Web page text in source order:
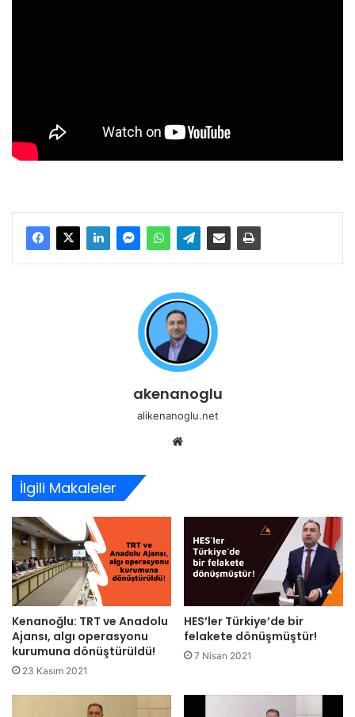
akenanoglu
alikenanoglu.net
İlgili Makaleler
Kenanoğlu: TRT ve Anadolu
Ajansı, algı operasyonu
kurumuna dönüştürüldü!
23 Kasım 2021
HES’ler Türkiye’de bir
felakete dönüşmüştür!
7 Nisan 2021